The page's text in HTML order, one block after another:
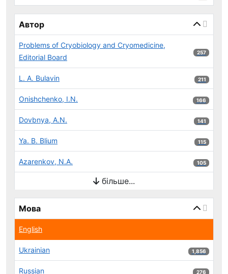
Автор
Problems of Cryobiology and Cryomedicine,
Editorial Board
257
257
L. A. Bulavin 211
211
Onishchenko, I.N. 166
166
Dovbnya, A.N. 141
141
Ya. B. Blium 115
115
Azarenkov, N.A. 105
105
більше...
Мова
English
Ukrainian 1,856
1,856
Russian 276
276